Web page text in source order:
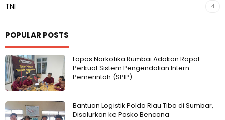
TNI 4
POPULAR POSTS
Lapas Narkotika Rumbai Adakan Rapat
Perkuat Sistem Pengendalian Intern
Pemerintah (SPIP)
Bantuan Logistik Polda Riau Tiba di Sumbar,
Disalurkan ke Posko Bencana